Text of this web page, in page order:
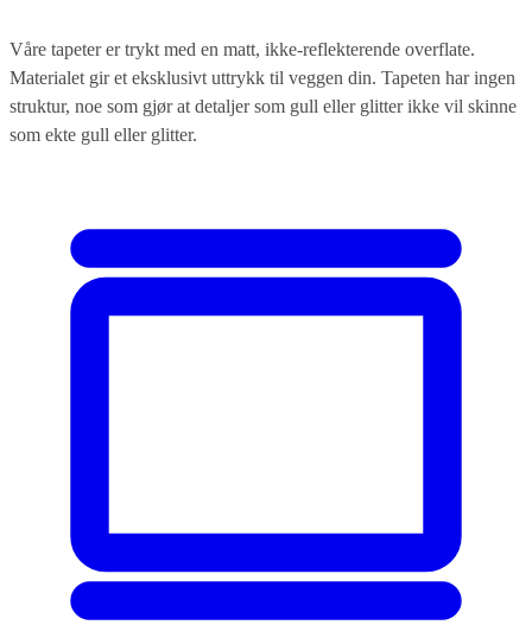
Våre tapeter er trykt med en matt, ikke-reflekterende overflate.
Materialet gir et eksklusivt uttrykk til veggen din. Tapeten har ingen
struktur, noe som gjør at detaljer som gull eller glitter ikke vil skinne
som ekte gull eller glitter.